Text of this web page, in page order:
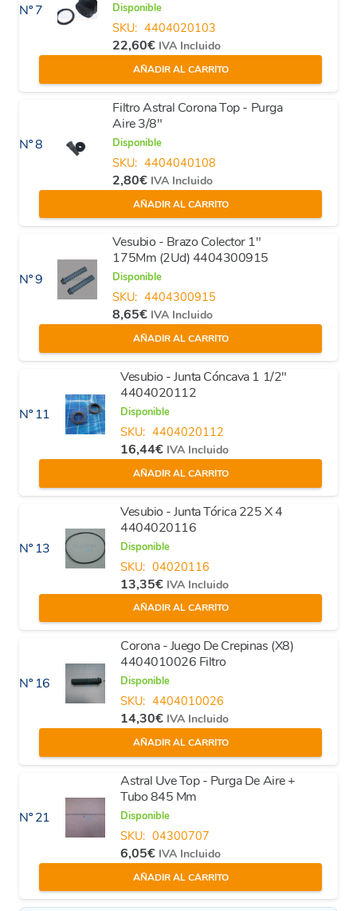
Nº 7 Disponible
SKU: 4404020103
22,60€ IVA Incluido
AÑADIR AL CARRITO
Nº 8
Filtro Astral Corona Top - Purga
Aire 3/8"
Disponible
SKU: 4404040108
2,80€ IVA Incluido
AÑADIR AL CARRITO
Nº 9
Vesubio - Brazo Colector 1"
175Mm (2Ud) 4404300915
Disponible
SKU: 4404300915
8,65€ IVA Incluido
AÑADIR AL CARRITO
Nº 11
Vesubio - Junta Cóncava 1 1/2"
4404020112
Disponible
SKU: 4404020112
16,44€ IVA Incluido
AÑADIR AL CARRITO
Nº 13
Vesubio - Junta Tórica 225 X 4
4404020116
Disponible
SKU: 04020116
13,35€ IVA Incluido
AÑADIR AL CARRITO
Nº 16
Corona - Juego De Crepinas (X8)
4404010026 Filtro
Disponible
SKU: 4404010026
14,30€ IVA Incluido
AÑADIR AL CARRITO
Nº 21
Astral Uve Top - Purga De Aire +
Tubo 845 Mm
Disponible
SKU: 04300707
6,05€ IVA Incluido
AÑADIR AL CARRITO